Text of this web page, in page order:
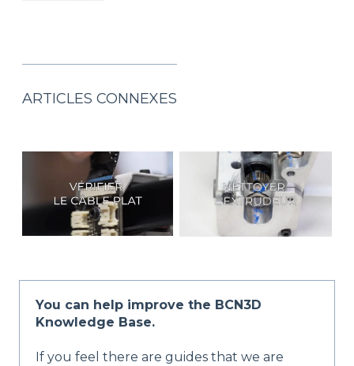
ARTICLES CONNEXES
You can help improve the BCN3D
Knowledge Base.
If you feel there are guides that we are